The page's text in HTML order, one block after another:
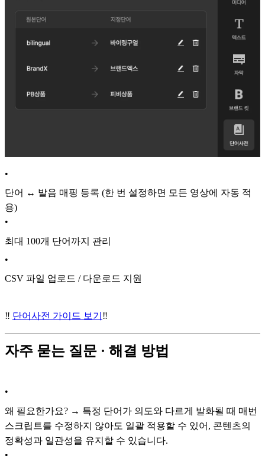
•
단어 ↔ 발음 매핑 등록 (한 번 설정하면 모든 영상에 자동 적
용)
•
최대 100개 단어까지 관리
•
CSV 파일 업로드 / 다운로드 지원
‼️ 단어사전 가이드 보기 ‼️
자주 묻는 질문 · 해결 방법
•
왜 필요한가요? → 특정 단어가 의도와 다르게 발화될 때 매번
스크립트를 수정하지 않아도 일괄 적용할 수 있어, 콘텐츠의
정확성과 일관성을 유지할 수 있습니다.
•